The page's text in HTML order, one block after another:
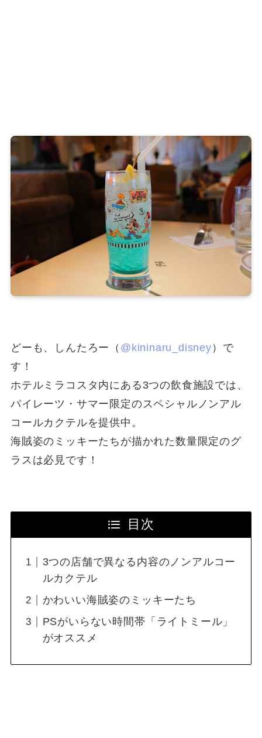
どーも、しんたろー（ @kininaru_disney ）で
す！
ホテルミラコスタ内にある3つの飲食施設では、
パイレーツ・サマー限定のスペシャルノンアル
コールカクテルを提供中。
海賊姿のミッキーたちが描かれた数量限定のグ
ラスは必見です！
目次
3つの店舗で異なる内容のノンアルコー
ルカクテル
かわいい海賊姿のミッキーたち
PSがいらない時間帯「ライトミール」
がオススメ